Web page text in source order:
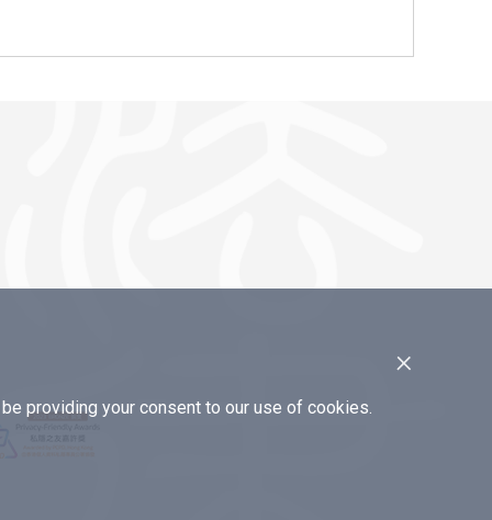
×
providing your consent to our use of cookies.